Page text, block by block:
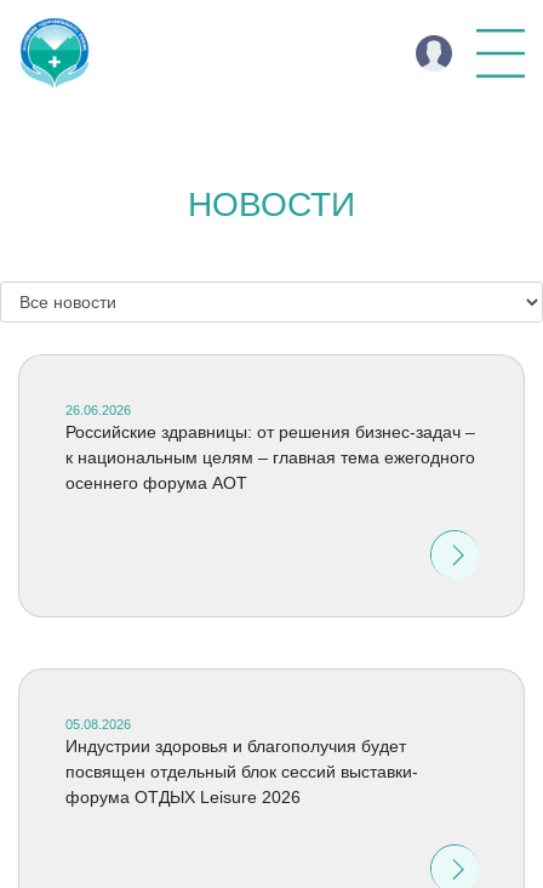
НОВОСТИ
26.06.2026
Российские здравницы: от решения бизнес-задач –
к национальным целям – главная тема ежегодного
осеннего форума АОТ
05.08.2026
Индустрии здоровья и благополучия будет
посвящен отдельный блок сессий выставки-
форума ОТДЫХ Leisure 2026